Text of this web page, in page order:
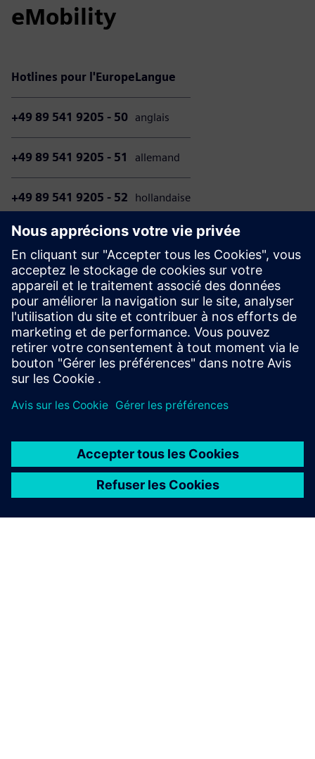
eMobility
Hotlines pour l'EuropeLangue
+49 89 541 9205 - 50 anglais
+49 89 541 9205 - 51 allemand
+49 89 541 9205 - 52 hollandaise
Veuillez noter que les appels à notre service client peuvent
entraîner des frais, conformément à votre contrat
téléphonique individuel. Le montant de ces frais dépend de
votre fournisseur de télécommunications et du tarif que
vous avez choisi.